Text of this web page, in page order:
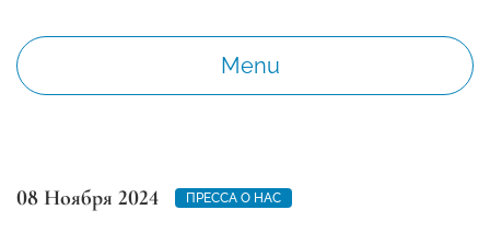
Menu
08 Ноября 2024 ПРЕССА О НАС